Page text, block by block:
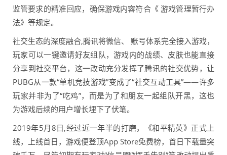
监管要求的精准回应，确保游戏内容符合《 游戏管理暂行办
法》等规定。
社交生态的深度融合,腾讯将微信、 账号体系完全接入游戏，
玩家可以一键邀请好友组队，游戏内的战绩、皮肤也能直接
分享到社交平台，这一改动充分发挥了腾讯的社交优势，让
PUBG从一款“单机竞技游戏”变成了“社交互动工具”——许多
玩家并非为了“吃鸡”，而是为了和朋友一起组队开黑，这也
为游戏后续的用户增长埋下了伏笔。
2019年5月8日,经过近一年半的打磨，《和平精英》正式上
线，上线首日，游戏便登顶App Store免费榜，首日下载量突